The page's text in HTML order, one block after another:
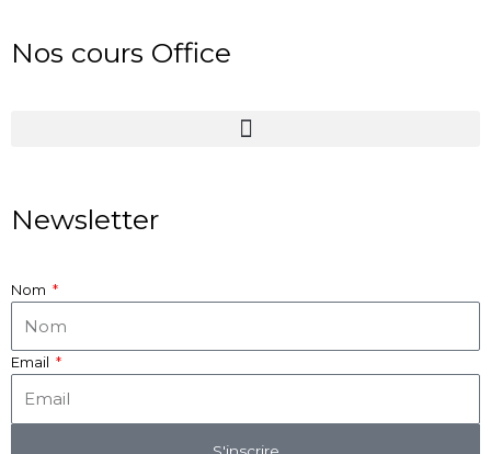
Nos cours Office
Newsletter
Nom
Email
S'inscrire